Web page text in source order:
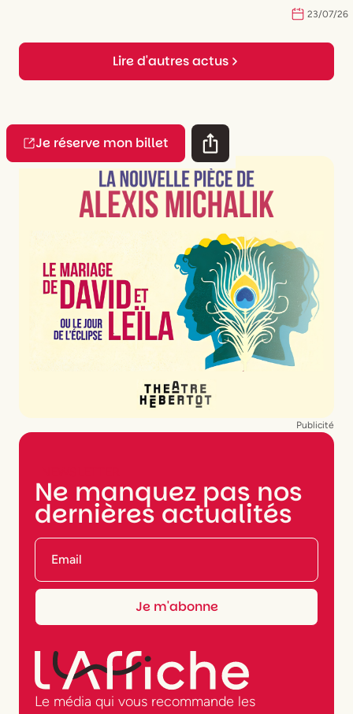
23/07/26
Lire d'autres actus
Je réserve mon billet
Publicité
Ne manquez pas nos
dernières actualités
Le média qui vous recommande les